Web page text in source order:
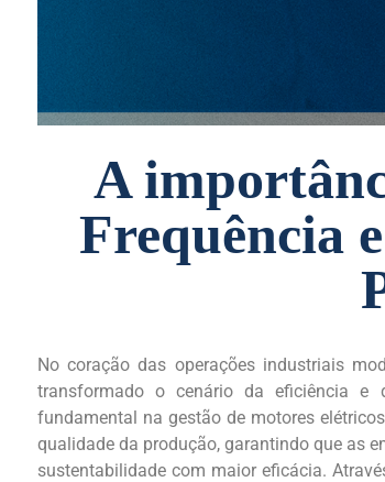
A
Frequência
No coração das operações industriais
transformado o cenário da eficiência e
fundamental na gestão de motores
qualidade da produção, garantindo que as
sustentabilidade com maior eficácia.